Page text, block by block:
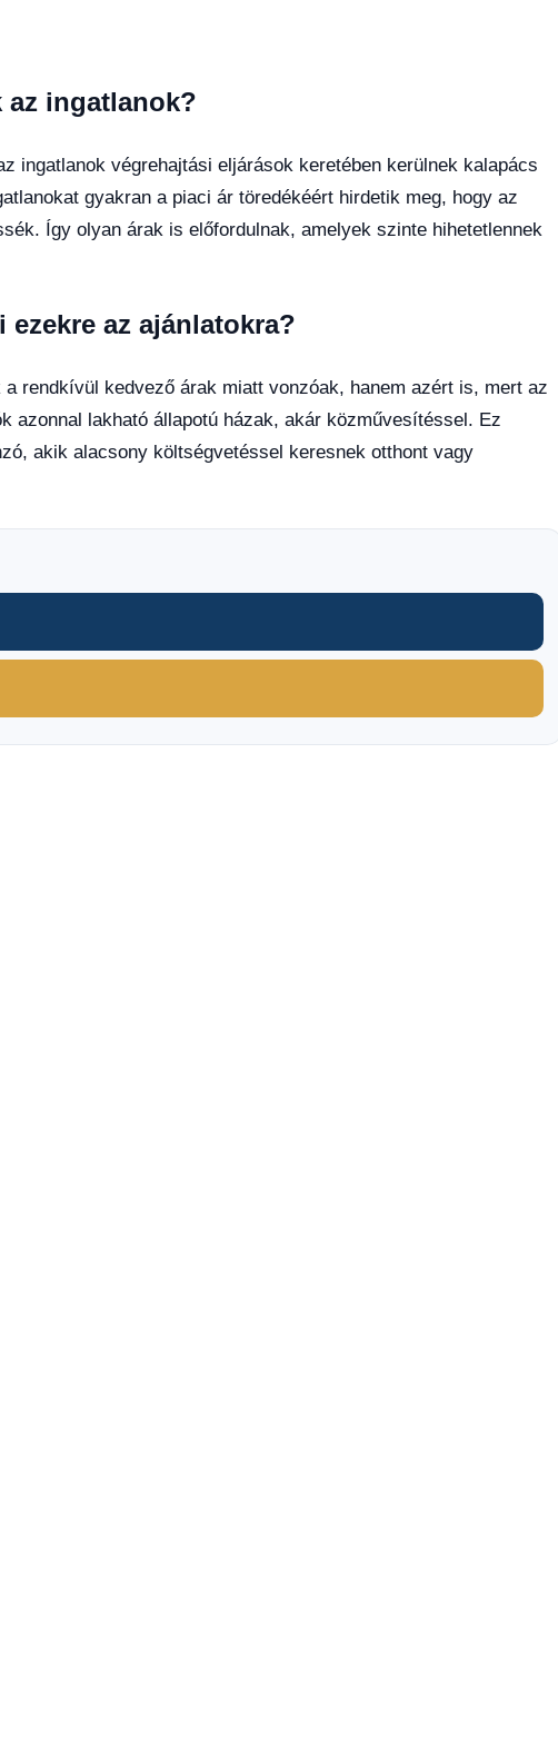
az ingatlanok?
ingatlanok végrehajtási eljárások keretében kerülnek kalapács
gyakran a piaci ár töredékéért hirdetik meg, hogy az
Így olyan árak is előfordulnak, amelyek szinte hihetetlennek
ezekre az ajánlatokra?
rendkívül kedvező árak miatt vonzóak, hanem azért is, mert az
azonnal lakható állapotú házak, akár közművesítéssel. Ez
akik alacsony költségvetéssel keresnek otthont vagy